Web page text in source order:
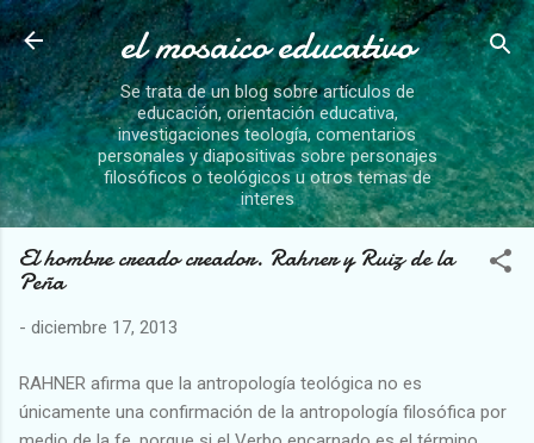
Ir al contenido principal
el mosaico educativo
Se trata de un blog sobre artículos de
educación, orientación educativa,
investigaciones teología, comentarios
personales y diapositivas sobre personajes
filosóficos o teológicos u otros temas de
interes
El hombre creado creador. Rahner y Ruiz de la
Peña
- diciembre 17, 2013
RAHNER afirma que la antropología teológica no es
únicamente una confirmación de la antropología filosófica por